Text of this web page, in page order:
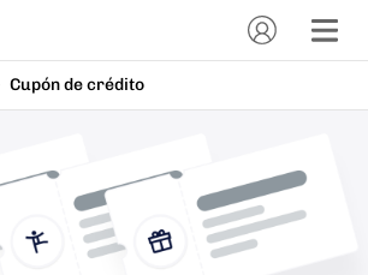
Cupón de crédito